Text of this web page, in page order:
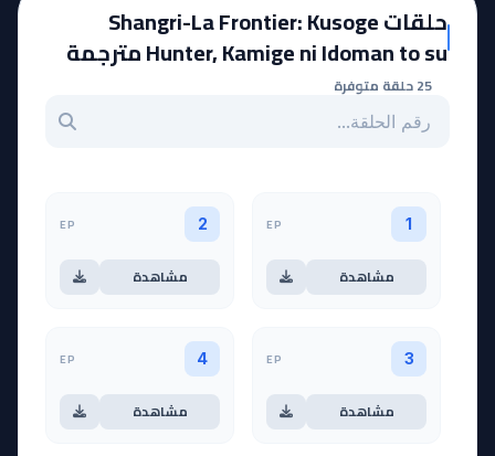
حلقات Shangri-La Frontier: Kusoge
Hunter, Kamige ni Idoman to su مترجمة
25 حلقة متوفرة
بحث عن حلقة بالرقم
1
EP
مشاهدة
2
EP
مشاهدة
3
EP
مشاهدة
4
EP
مشاهدة